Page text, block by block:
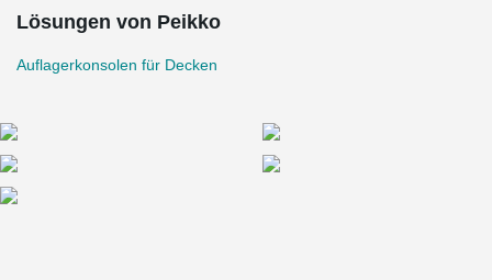
Lösungen von Peikko
Auflagerkonsolen für Decken